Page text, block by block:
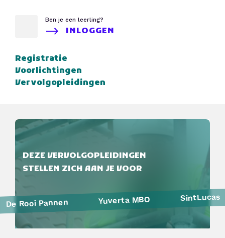
Ben je een leerling?
INLOGGEN
Registratie
Voorlichtingen
Vervolgopleidingen
DEZE VERVOLGOPLEIDINGEN
STELLEN ZICH AAN JE VOOR
De Rooi Pannen Yuverta MBO SintLucas
HAVO Voorlichtingen
De Rooi Pannen Yuverta MBO SintLucas